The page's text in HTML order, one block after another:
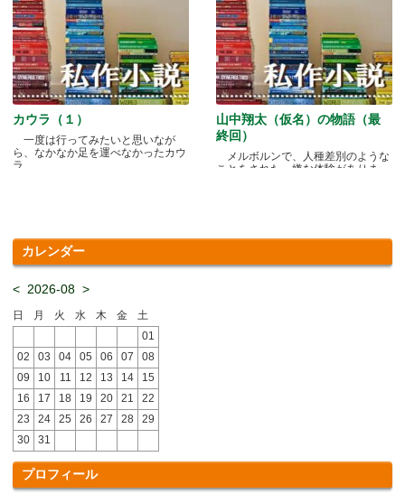
カウラ（１）
一度は行ってみたいと思いなが
ら、なかなか足を運べなかったカウ
ラ.....
山中翔太（仮名）の物語（最
終回）
メルボルンで、人種差別のような
ことをされた、嫌な体験がありま
カレンダー
< 2026-08 >
日 月 火 水 木 金
土
01
02
03 04 05 06 07
08
09
10 11 12 13 14
15
16
17 18 19 20 21
22
23
24 25 26 27 28
29
30
31
プロフィール